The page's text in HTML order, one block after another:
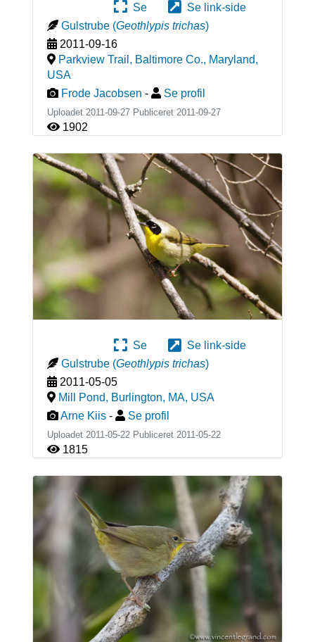
Se
Se link-side
Gulstrube (Geothlypis trichas)
2011-09-16
Parkview Trail, Baltimore Co., Maryland,
USA
Frode Jacobsen - Se profil
Uploadet 2011-09-27 Publiceret 2011-09-27
1902
Se
Se link-side
Gulstrube (Geothlypis trichas)
2011-05-05
Mill Pond, Burlington, MA, USA
Arne Kiis - Se profil
Uploadet 2011-05-22 Publiceret 2011-05-22
1815